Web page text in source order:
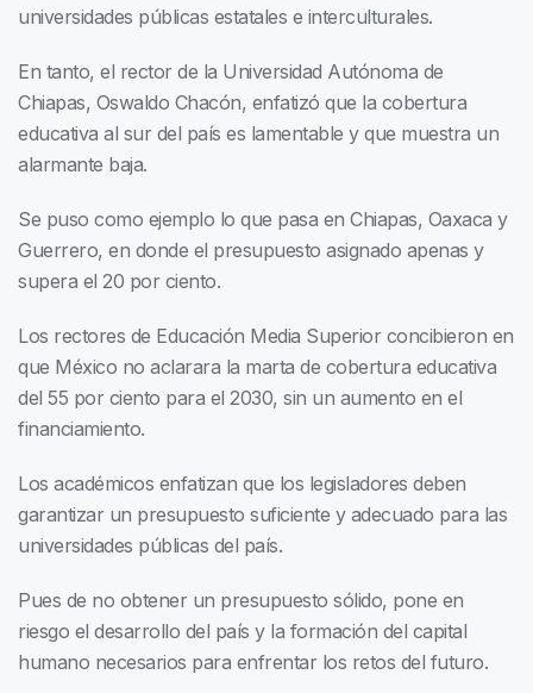
universidades públicas estatales e interculturales.
En tanto, el rector de la Universidad Autónoma de
Chiapas, Oswaldo Chacón, enfatizó que la cobertura
educativa al sur del país es lamentable y que muestra un
alarmante baja.
Se puso como ejemplo lo que pasa en Chiapas, Oaxaca y
Guerrero, en donde el presupuesto asignado apenas y
supera el 20 por ciento.
Los rectores de Educación Media Superior concibieron en
que México no aclarara la marta de cobertura educativa
del 55 por ciento para el 2030, sin un aumento en el
financiamiento.
Los académicos enfatizan que los legisladores deben
garantizar un presupuesto suficiente y adecuado para las
universidades públicas del país.
Pues de no obtener un presupuesto sólido, pone en
riesgo el desarrollo del país y la formación del capital
humano necesarios para enfrentar los retos del futuro.